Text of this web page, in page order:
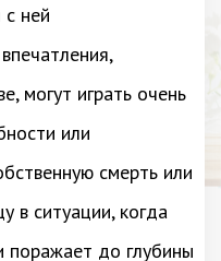
ней
могут играть очень
или
смерть или
в ситуации, когда
поражает до глубины